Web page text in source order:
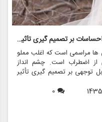
روانشناسی خرید لباس عروس: چگونه احساسات بر تصمیم گیری تأثیر می گذارد
ها مراسمی است که اغلب مملو
از اضطراب است. چشم انداز
توجهی بر تصمیم گیری تأثیر
تنها سبک شخصی بلکه عوامل
این مقاله، روانشناسی خرید
1435
0